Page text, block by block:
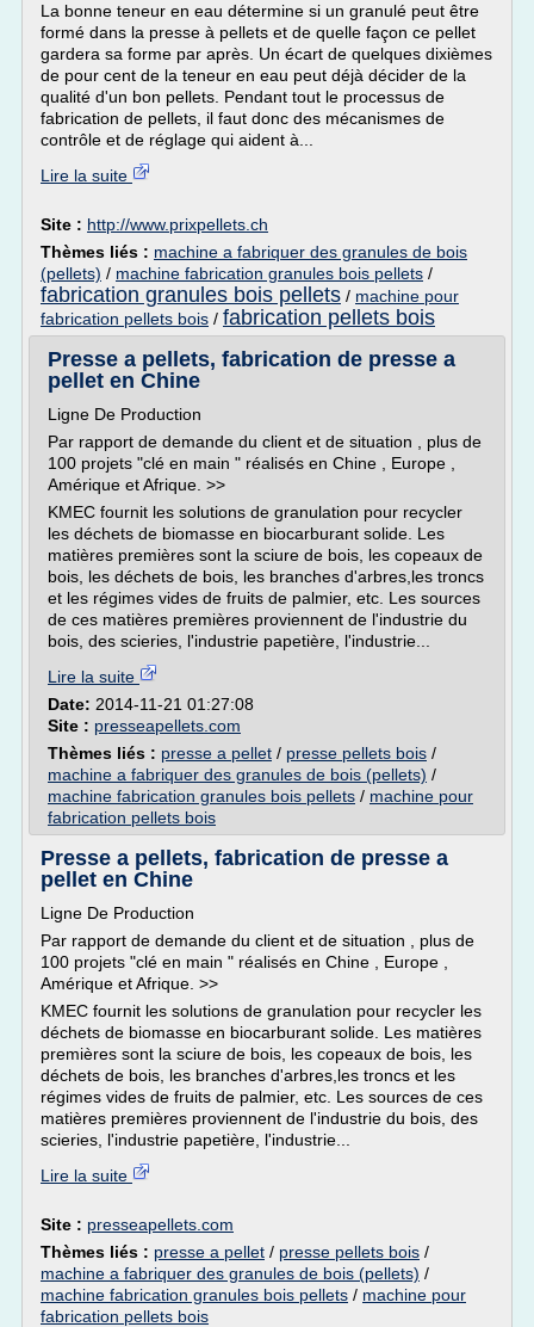
La bonne teneur en eau détermine si un granulé peut être
formé dans la presse à pellets et de quelle façon ce pellet
gardera sa forme par après. Un écart de quelques dixièmes
de pour cent de la teneur en eau peut déjà décider de la
qualité d'un bon pellets. Pendant tout le processus de
fabrication de pellets, il faut donc des mécanismes de
contrôle et de réglage qui aident à...
Lire la suite
Site : http://www.prixpellets.ch
Thèmes liés : machine a fabriquer des granules de bois
(pellets) / machine fabrication granules bois pellets /
fabrication granules bois pellets / machine pour
fabrication pellets bois / fabrication pellets bois
Presse a pellets, fabrication de presse a
pellet en Chine
Ligne De Production
Par rapport de demande du client et de situation , plus de
100 projets "clé en main " réalisés en Chine , Europe ,
Amérique et Afrique. >>
KMEC fournit les solutions de granulation pour recycler
les déchets de biomasse en biocarburant solide. Les
matières premières sont la sciure de bois, les copeaux de
bois, les déchets de bois, les branches d'arbres,les troncs
et les régimes vides de fruits de palmier, etc. Les sources
de ces matières premières proviennent de l'industrie du
bois, des scieries, l'industrie papetière, l'industrie...
Lire la suite
Date: 2014-11-21 01:27:08
Site : presseapellets.com
Thèmes liés : presse a pellet / presse pellets bois /
machine a fabriquer des granules de bois (pellets) /
machine fabrication granules bois pellets / machine pour
fabrication pellets bois
Presse a pellets, fabrication de presse a
pellet en Chine
Ligne De Production
Par rapport de demande du client et de situation , plus de
100 projets "clé en main " réalisés en Chine , Europe ,
Amérique et Afrique. >>
KMEC fournit les solutions de granulation pour recycler les
déchets de biomasse en biocarburant solide. Les matières
premières sont la sciure de bois, les copeaux de bois, les
déchets de bois, les branches d'arbres,les troncs et les
régimes vides de fruits de palmier, etc. Les sources de ces
matières premières proviennent de l'industrie du bois, des
scieries, l'industrie papetière, l'industrie...
Lire la suite
Site : presseapellets.com
Thèmes liés : presse a pellet / presse pellets bois /
machine a fabriquer des granules de bois (pellets) /
machine fabrication granules bois pellets / machine pour
fabrication pellets bois